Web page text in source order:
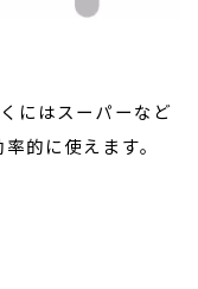
にはスーパーなど
的に使えます。